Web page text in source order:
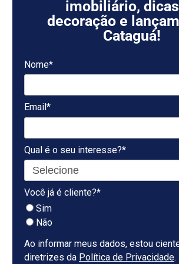
imobiliário,
decoração e
Cataguá!
Nome*
Email*
Qual é o seu interesse?*
Você já é cliente?*
Sim
Não
Ao informar meus dados, estou
diretrizes da Política de Privacidade.